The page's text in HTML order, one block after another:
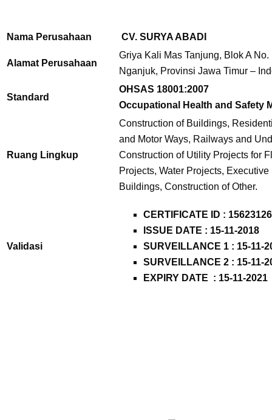
Nama Perusahaan CV. SURYA ABADI
Alamat Perusahaan
Griya Kali Mas Tanjung, Blok A
Nganjuk, Provinsi Jawa Timur –
Standard
OHSAS 18001:2007
Occupational Health and Safety
Ruang Lingkup
Construction of Buildings,
and Motor Ways, Railways and
Construction of Utility Projects for
Projects, Water Projects,
Buildings, Construction of Other.
Validasi
CERTIFICATE ID : 15623126
ISSUE DATE : 15-11-2018
SURVEILLANCE 1 : 15-11-
SURVEILLANCE 2 : 15-11-
EXPIRY DATE : 15-11-2021